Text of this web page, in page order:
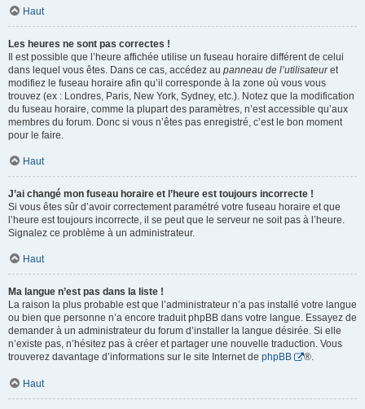
Haut
Les heures ne sont pas correctes !
Il est possible que l’heure affichée utilise un fuseau horaire différent de celui
dans lequel vous êtes. Dans ce cas, accédez au panneau de l’utilisateuret
modifiez le fuseau horaire afin qu’il corresponde à la zone où vous vous
trouvez (ex : Londres, Paris, New York, Sydney, etc.). Notez que la modification
du fuseau horaire, comme la plupart des paramètres, n’est accessible qu’aux
membres du forum. Donc si vous n’êtes pas enregistré, c’est le bon moment
pour le faire.
Haut
J’ai changé mon fuseau horaire et l’heure est toujours incorrecte !
Si vous êtes sûr d’avoir correctement paramétré votre fuseau horaire et que
l’heure est toujours incorrecte, il se peut que le serveur ne soit pas à l’heure.
Signalez ce problème à un administrateur.
Haut
Ma langue n’est pas dans la liste !
La raison la plus probable est que l’administrateur n’a pas installé votre langue
ou bien que personne n’a encore traduit phpBB dans votre langue. Essayez de
demander à un administrateur du forum d’installer la langue désirée. Si elle
n’existe pas, n’hésitez pas à créer et partager une nouvelle traduction. Vous
trouverez davantage d’informations sur le site Internet de phpBB ®.
Haut